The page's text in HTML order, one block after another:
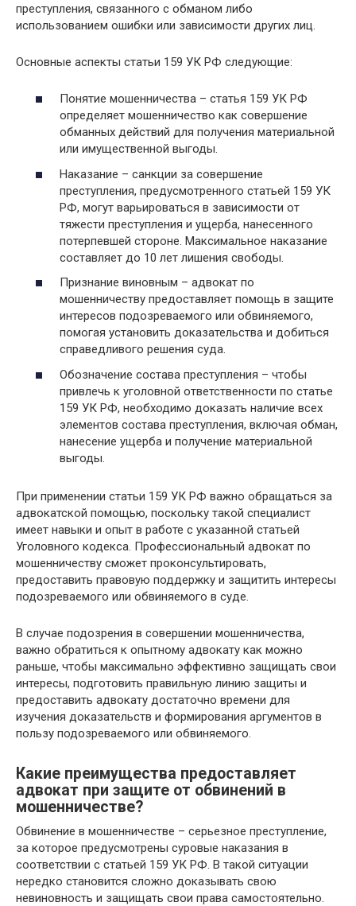
преступления, связанного с обманом либо
использованием ошибки или зависимости других лиц.
Основные аспекты статьи 159 УК РФ следующие:
Понятие мошенничества – статья 159 УК РФ
определяет мошенничество как совершение
обманных действий для получения материальной
или имущественной выгоды.
Наказание – санкции за совершение
преступления, предусмотренного статьей 159 УК
РФ, могут варьироваться в зависимости от
тяжести преступления и ущерба, нанесенного
потерпевшей стороне. Максимальное наказание
составляет до 10 лет лишения свободы.
Признание виновным – адвокат по
мошенничеству предоставляет помощь в защите
интересов подозреваемого или обвиняемого,
помогая установить доказательства и добиться
справедливого решения суда.
Обозначение состава преступления – чтобы
привлечь к уголовной ответственности по статье
159 УК РФ, необходимо доказать наличие всех
элементов состава преступления, включая обман,
нанесение ущерба и получение материальной
выгоды.
При применении статьи 159 УК РФ важно обращаться за
адвокатской помощью, поскольку такой специалист
имеет навыки и опыт в работе с указанной статьей
Уголовного кодекса. Профессиональный адвокат по
мошенничеству сможет проконсультировать,
предоставить правовую поддержку и защитить интересы
подозреваемого или обвиняемого в суде.
В случае подозрения в совершении мошенничества,
важно обратиться к опытному адвокату как можно
раньше, чтобы максимально эффективно защищать свои
интересы, подготовить правильную линию защиты и
предоставить адвокату достаточно времени для
изучения доказательств и формирования аргументов в
пользу подозреваемого или обвиняемого.
Какие преимущества предоставляет
адвокат при защите от обвинений в
мошенничестве?
Обвинение в мошенничестве – серьезное преступление,
за которое предусмотрены суровые наказания в
соответствии с статьей 159 УК РФ. В такой ситуации
нередко становится сложно доказывать свою
невиновность и защищать свои права самостоятельно.